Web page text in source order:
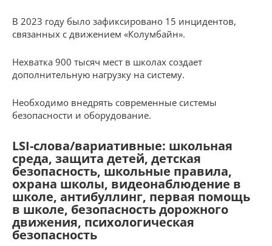
В 2023 году было зафиксировано 15 инцидентов,
связанных с движением «Колумбайн».
Нехватка 900 тысяч мест в школах создает
дополнительную нагрузку на систему.
Необходимо внедрять современные системы
безопасности и оборудование.
LSI-слова/вариативные: школьная
среда, защита детей, детская
безопасность, школьные правила,
охрана школы, видеонаблюдение в
школе, антибуллинг, первая помощь
в школе, безопасность дорожного
движения, психологическая
безопасность